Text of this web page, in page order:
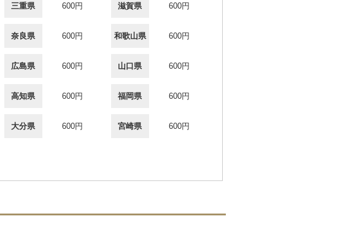
三重県 600円 滋賀県 600円
奈良県 600円 和歌山県 600円
広島県 600円 山口県 600円
高知県 600円 福岡県 600円
大分県 600円 宮崎県 600円